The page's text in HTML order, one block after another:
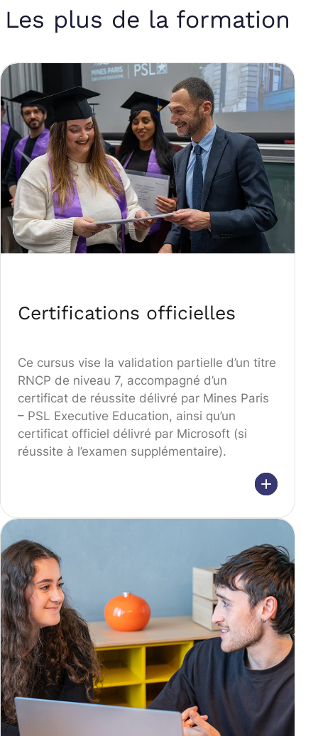
Les plus de la formation
Certifications officielles
Ce cursus vise la validation partielle d’un titre
RNCP de niveau 7, accompagné d’un
certificat de réussite délivré par Mines Paris
– PSL Executive Education, ainsi qu’un
certificat officiel délivré par Microsoft (si
réussite à l’examen supplémentaire).